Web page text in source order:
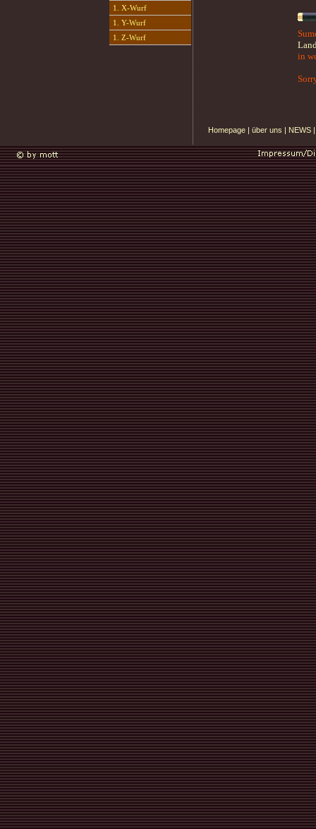
in
Homepage | über uns | NEWS
1. X-Wurf
1. Y-Wurf
1. Z-Wurf